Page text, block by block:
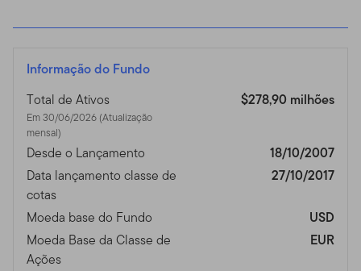
Informação do Fundo
Total de Ativos
Em 30/06/2026 (Atualização
mensal)
$278,90 milhões
Desde o Lançamento
18/10/2007
Data lançamento classe de
cotas
27/10/2017
Moeda base do Fundo
USD
Moeda Base da Classe de
Ações
EUR